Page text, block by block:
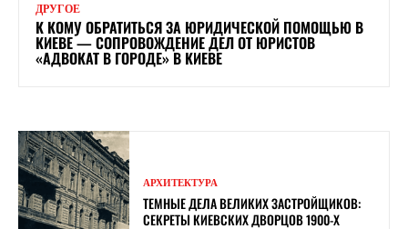
ДРУГОЕ
К КОМУ ОБРАТИТЬСЯ ЗА ЮРИДИЧЕСКОЙ ПОМОЩЬЮ В
КИЕВЕ — СОПРОВОЖДЕНИЕ ДЕЛ ОТ ЮРИСТОВ
«АДВОКАТ В ГОРОДЕ» В КИЕВЕ
АРХИТЕКТУРА
ТЕМНЫЕ ДЕЛА ВЕЛИКИХ ЗАСТРОЙЩИКОВ:
СЕКРЕТЫ КИЕВСКИХ ДВОРЦОВ 1900-Х